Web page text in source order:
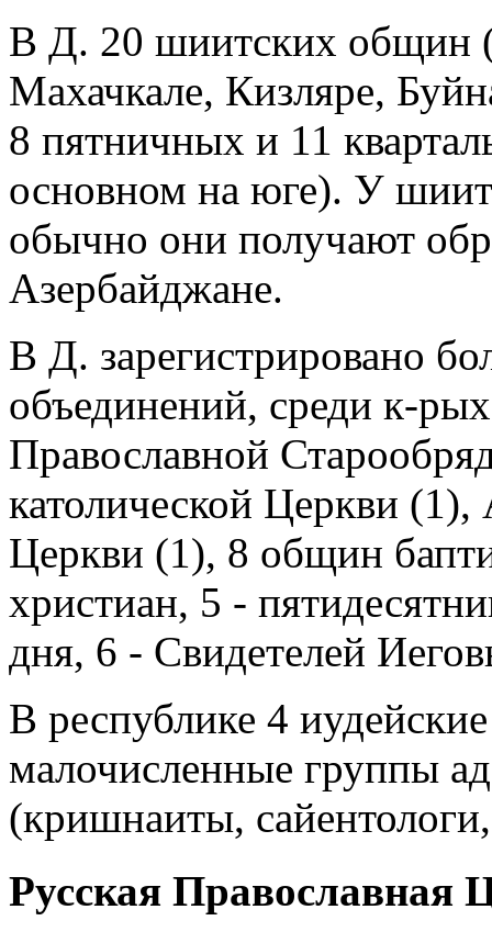
В Д. 20 шиитских общин
Махачкале, Кизляре,
8 пятничных и 11
основном на юге). У
обычно они получают
Азербайджане.
В Д. зарегистрировано
объединений, среди к-
Православной
католической Церкви
Церкви (1), 8 общин
христиан, 5 -
дня, 6 - Свидетелей
В республике 4
малочисленные группы
(кришнаиты,
Русская Православная